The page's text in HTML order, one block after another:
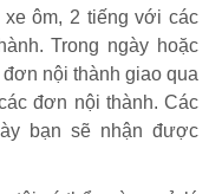
ôm, 2 tiếng với các
Trong ngày hoặc
nội thành giao qua
đơn nội thành. Các
bạn sẽ nhận được